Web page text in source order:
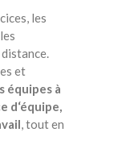
les
et
équipes à
d‘équipe,
, tout en